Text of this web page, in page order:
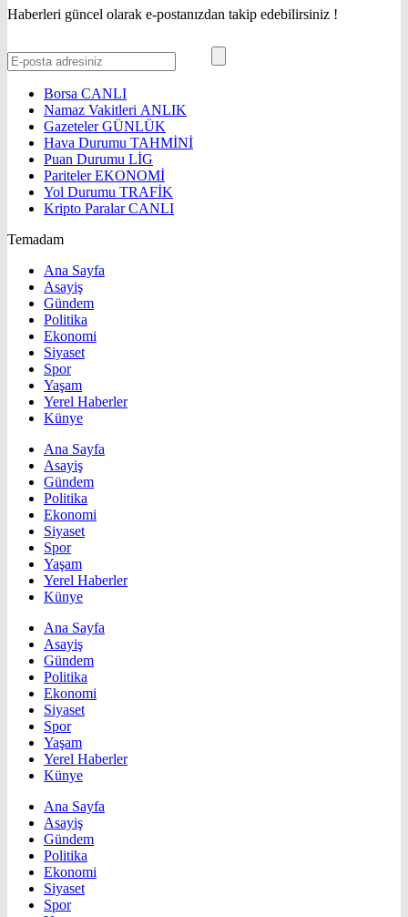
Haberleri güncel olarak e-postanızdan takip edebilirsiniz !
Borsa CANLI
Namaz Vakitleri ANLIK
GazetelerGÜNLÜK
Hava Durumu TAHMİNİ
Puan Durumu LİG
ParitelerEKONOMİ
Yol Durumu TRAFİK
Kripto ParalarCANLI
Temadam
Ana Sayfa
Asayiş
Gündem
Politika
Ekonomi
Siyaset
Spor
Yaşam
Yerel Haberler
Künye
Ana Sayfa
Asayiş
Gündem
Politika
Ekonomi
Siyaset
Spor
Yaşam
Yerel Haberler
Künye
Ana Sayfa
Asayiş
Gündem
Politika
Ekonomi
Siyaset
Spor
Yaşam
Yerel Haberler
Künye
Ana Sayfa
Asayiş
Gündem
Politika
Ekonomi
Siyaset
Spor